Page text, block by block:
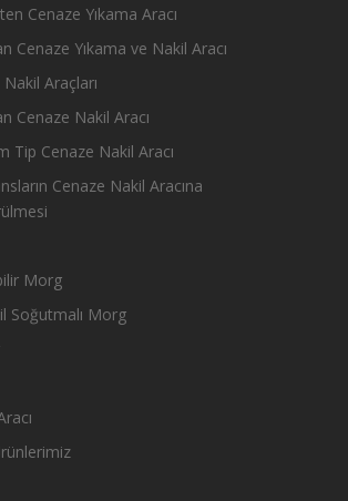
Cenaze Yıkama Aracı
Cenaze Yıkama ve Nakil Aracı
Araçları
Cenaze Nakil Aracı
Tip Cenaze Nakil Aracı
Cenaze Nakil Aracına
Morg
Soğutmalı Morg